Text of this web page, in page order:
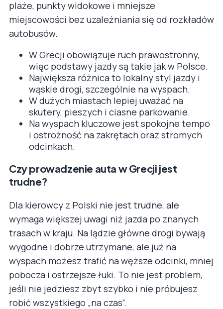
plaże, punkty widokowe i mniejsze
miejscowości bez uzależniania się od rozkładów
autobusów.
W Grecji obowiązuje ruch prawostronny,
więc podstawy jazdy są takie jak w Polsce.
Największa różnica to lokalny styl jazdy i
wąskie drogi, szczególnie na wyspach.
W dużych miastach lepiej uważać na
skutery, pieszych i ciasne parkowanie.
Na wyspach kluczowe jest spokojne tempo
i ostrożność na zakrętach oraz stromych
odcinkach.
Czy prowadzenie auta w Grecji jest
trudne?
Dla kierowcy z Polski nie jest trudne, ale
wymaga większej uwagi niż jazda po znanych
trasach w kraju. Na lądzie główne drogi bywają
wygodne i dobrze utrzymane, ale już na
wyspach możesz trafić na węższe odcinki, mniej
pobocza i ostrzejsze łuki. To nie jest problem,
jeśli nie jedziesz zbyt szybko i nie próbujesz
robić wszystkiego „na czas”.